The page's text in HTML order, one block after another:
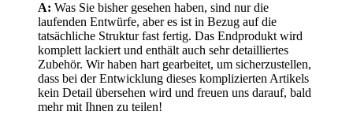
A: Was Sie bisher gesehen haben, sind nur die
laufenden Entwürfe, aber es ist in Bezug auf die
tatsächliche Struktur fast fertig. Das Endprodukt wird
komplett lackiert und enthält auch sehr detailliertes
Zubehör. Wir haben hart gearbeitet, um sicherzustellen,
dass bei der Entwicklung dieses komplizierten Artikels
kein Detail übersehen wird und freuen uns darauf, bald
mehr mit Ihnen zu teilen!